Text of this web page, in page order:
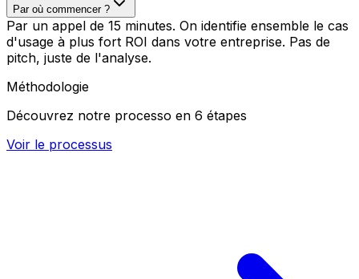
Par où commencer ?
Par un appel de 15 minutes. On identifie ensemble le cas
d'usage à plus fort ROI dans votre entreprise. Pas de
pitch, juste de l'analyse.
Méthodologie
Découvrez notre processo en 6 étapes
Voir le processus